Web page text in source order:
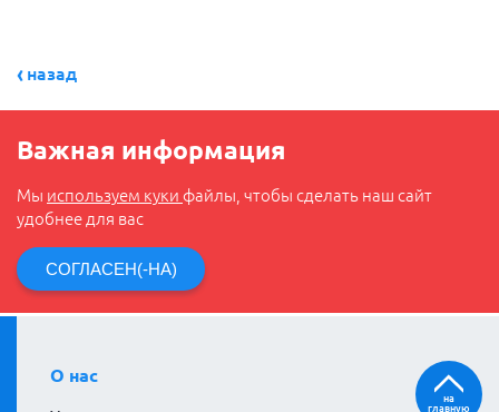
назад
Важная информация
Мы используем куки файлы, чтобы сделать наш сайт
удобнее для вас
СОГЛАСЕН(-НА)
О нас
на
главную